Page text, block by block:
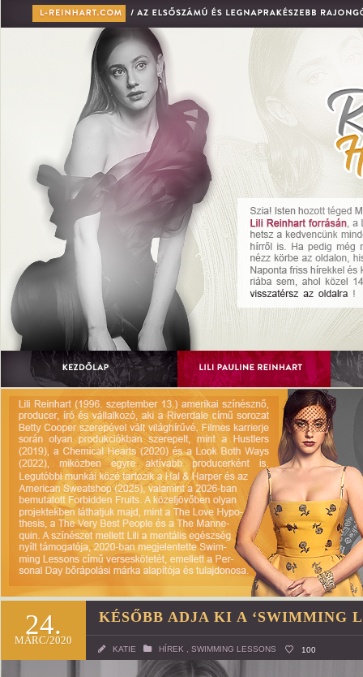
24.
MÁRC/2020
KÉSŐBB ADJA KI A ‘SWIMMING
KATIE HÍREK SWIMMING LESSONS 100